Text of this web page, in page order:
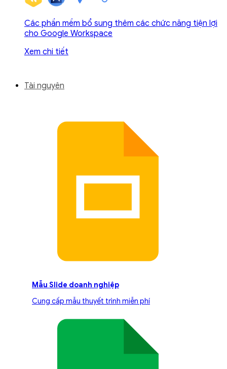
Các phần mềm bổ sung thêm các chức năng tiện lợi
cho Google Workspace
Xem chi tiết
Tài nguyên
Mẫu Slide doanh nghiệp
Cung cấp mẫu thuyết trình miễn phí